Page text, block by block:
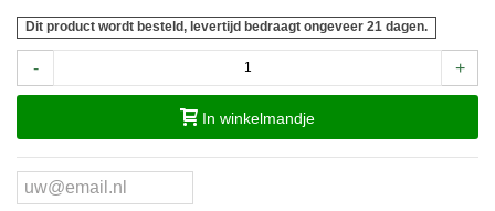
Dit product wordt besteld, levertijd bedraagt ongeveer 21 dagen.
- +
In winkelmandje